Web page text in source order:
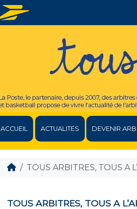
ACCUEIL ACTUALITES DEVENIR
TOUS ARBITRES, TOUS A
TOUS ARBITRES, TOUS A